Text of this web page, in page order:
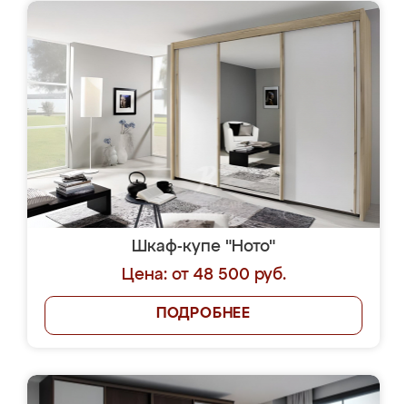
Шкаф-купе "Ното"
Цена: от 48 500 руб.
ПОДРОБНЕЕ